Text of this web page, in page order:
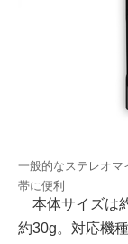
一般的なステレオマ
帯に便利
本体サイズは
約30g。対応機